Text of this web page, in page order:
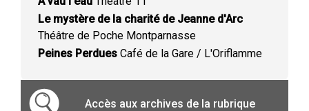
Le mystère de la charité de Jeanne d'Arc
Théâtre de Poche Montparnasse
Peines Perdues Café de la Gare / L'Oriflamme
Accès aux archives de la rubrique